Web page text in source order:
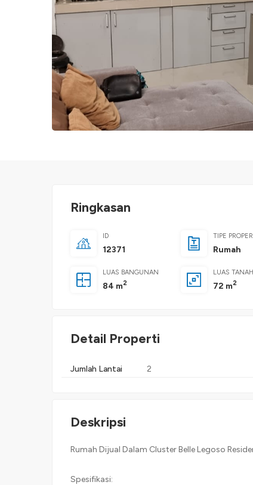
Ringkasan
ID
12371
TIPE
Rumah
LUAS BANGUNAN
84 m2
LUAS TANAH
72 m2
Detail Properti
Jumlah Lantai 2
Deskripsi
Rumah Dijual Dalam Cluster Belle Legoso
Spesifikasi: